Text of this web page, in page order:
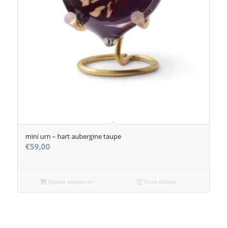
mini urn – hart aubergine taupe
€59,00
Opties selecteren Toon details